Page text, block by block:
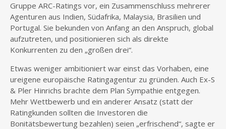
Gruppe ARC-Ratings vor, ein Zusammenschluss mehrerer
Agenturen aus Indien, Südafrika, Malaysia, Brasilien und
Portugal. Sie bekunden von Anfang an den Anspruch, global
aufzutreten, und positionieren sich als direkte
Konkurrenten zu den „großen drei“.
Etwas weniger ambitioniert war einst das Vorhaben, eine
ureigene europäische Ratingagentur zu gründen. Auch Ex-S
& Pler Hinrichs brachte dem Plan Sympathie entgegen.
Mehr Wettbewerb und ein anderer Ansatz (statt der
Ratingkunden sollten die Investoren die
Bonitätsbewertung bezahlen) seien „erfrischend“, sagte er